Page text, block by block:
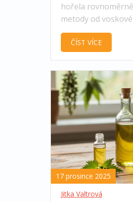
hořela
metody od
knoflíky.
ČÍST VÍCE
17 prosince 2025
Jitka Valtrová